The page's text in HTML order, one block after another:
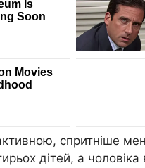
спритніше
дітей, а чоловіка